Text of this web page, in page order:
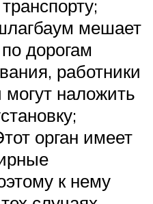
мешает
дорогам
работники
могут наложить
орган имеет
к нему